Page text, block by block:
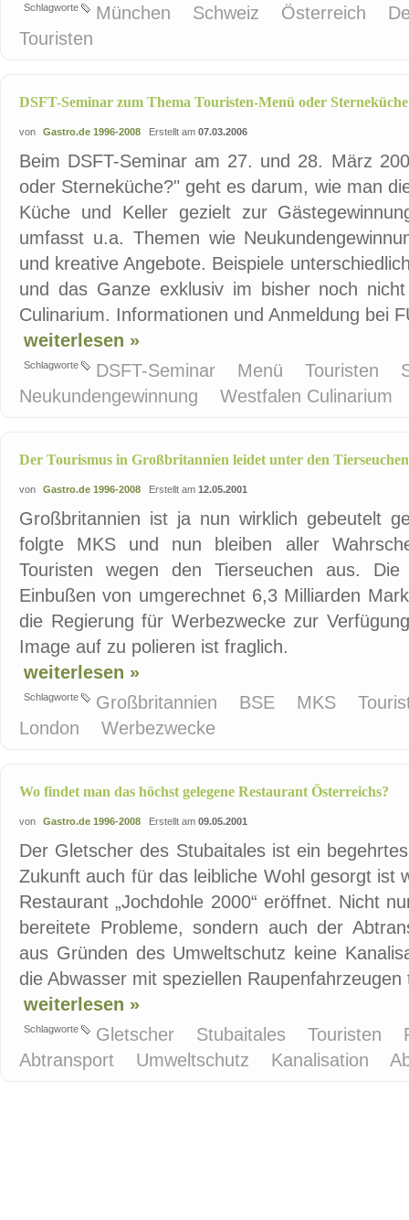
Schlagworte München Schweiz Österreich
Touristen
DSFT-Seminar zum Thema Touristen-Menü oder
von Gastro.de 1996-2008 Erstellt am 07.03.2006
Beim DSFT-Seminar am 27. und 28. März
oder Sterneküche?" geht es darum, wie man
Küche und Keller gezielt zur
umfasst u.a. Themen wie
und kreative Angebote. Beispiele
und das Ganze exklusiv im bisher noch
Culinarium. Informationen und Anmeldung bei
weiterlesen »
Schlagworte DSFT-Seminar Menü Touristen
Neukundengewinnung
Westfalen Culinarium
Der Tourismus in Großbritannien leidet unter den Tierseuchen
von Gastro.de 1996-2008 Erstellt am 12.05.2001
Großbritannien ist ja nun wirklich gebeutelt
folgte MKS und nun bleiben aller
Touristen wegen den Tierseuchen aus.
Einbußen von umgerechnet 6,3 Milliarden
die Regierung für Werbezwecke zur
Image auf zu polieren ist fraglich.
weiterlesen »
Schlagworte Großbritannien BSE MKS
London
Werbezwecke
Wo findet man das höchst gelegene Restaurant Österreichs?
von Gastro.de 1996-2008 Erstellt am 09.05.2001
Der Gletscher des Stubaitales ist ein
Zukunft auch für das leibliche Wohl gesorgt ist
Restaurant „Jochdohle 2000“ eröffnet. Nicht
bereitete Probleme, sondern auch der
aus Gründen des Umweltschutz keine
die Abwasser mit speziellen
weiterlesen »
Schlagworte Gletscher Stubaitales Touristen
Abtransport
Umweltschutz Kanalisation